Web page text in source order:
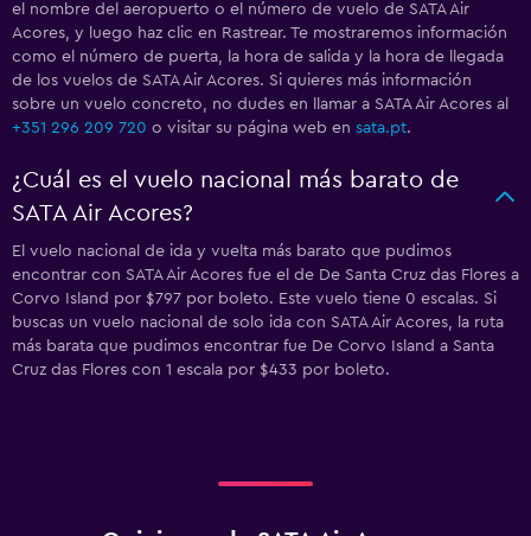
el nombre del aeropuerto o el número de vuelo de SATA Air
Acores, y luego haz clic en Rastrear. Te mostraremos información
como el número de puerta, la hora de salida y la hora de llegada
de los vuelos de SATA Air Acores. Si quieres más información
sobre un vuelo concreto, no dudes en llamar a SATA Air Acores al
+351 296 209 720 o visitar su página web en sata.pt.
¿Cuál es el vuelo nacional más barato de
SATA Air Acores?
El vuelo nacional de ida y vuelta más barato que pudimos
encontrar con SATA Air Acores fue el de De Santa Cruz das Flores a
Corvo Island por $797 por boleto. Este vuelo tiene 0 escalas. Si
buscas un vuelo nacional de solo ida con SATA Air Acores, la ruta
más barata que pudimos encontrar fue De Corvo Island a Santa
Cruz das Flores con 1 escala por $433 por boleto.